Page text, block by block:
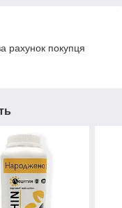
рахунок покупця